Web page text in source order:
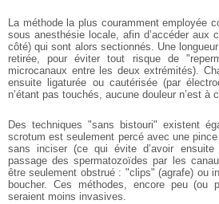
La méthode la plus couramment employée
sous anesthésie locale, afin d’accéder aux
côté) qui sont alors sectionnés. Une
retirée, pour éviter tout risque de
microcanaux entre les deux extrémités).
ensuite ligaturée ou cautérisée (par
n’étant pas touchés, aucune douleur n’est à
Des techniques "sans bistouri" existent
scrotum est seulement percé avec une
sans inciser (ce qui évite d’avoir
passage des spermatozoïdes par les
être seulement obstrué : "clips" (agrafe) ou
boucher. Ces méthodes, encore peu (ou
seraient moins invasives.